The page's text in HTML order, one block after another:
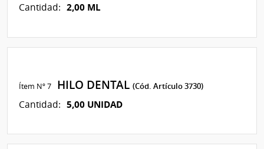
Cantidad: 2,00 ML
Ítem Nº 7 HILO DENTAL(Cód. Artículo 3730)
Cantidad: 5,00 UNIDAD